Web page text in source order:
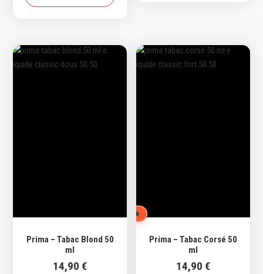
Prima – Tabac Blond 50
ml
14,90€
Prima – Tabac Corsé 50
ml
14,90 €